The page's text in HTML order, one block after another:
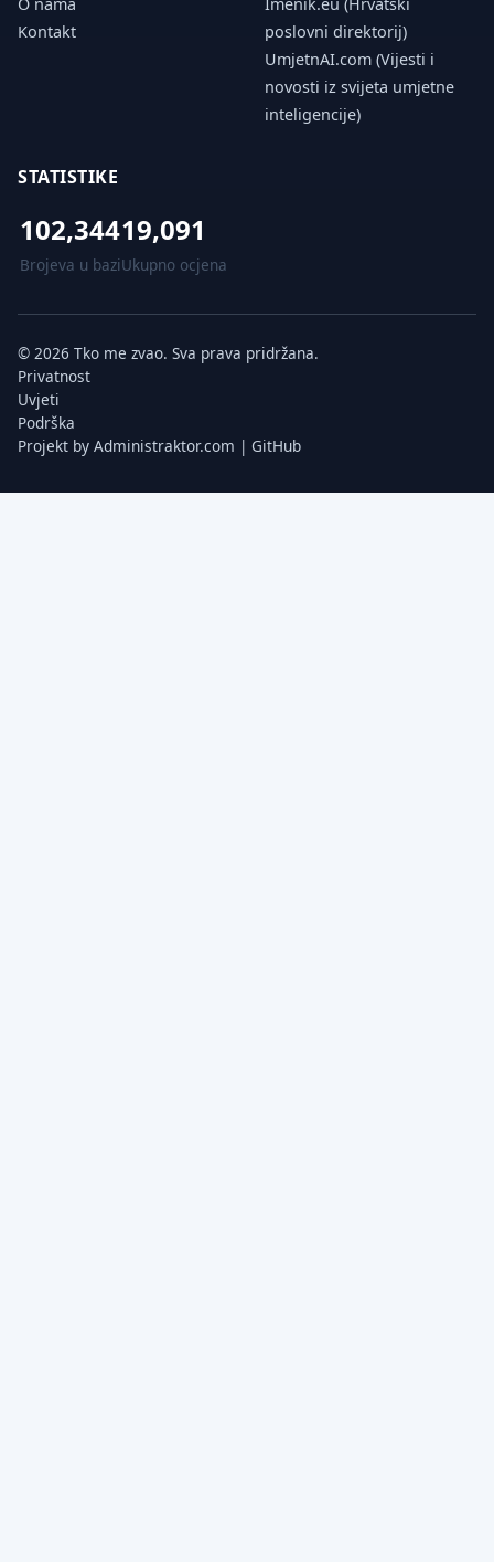
O nama
Kontakt
Imenik.eu (Hrvatski
poslovni direktorij)
UmjetnAI.com (Vijesti i
novosti iz svijeta umjetne
inteligencije)
STATISTIKE
102,344
Brojeva u bazi
19,091
Ukupno ocjena
© 2026 Tko me zvao. Sva prava pridržana.
Privatnost
Uvjeti
Podrška
Projekt by Administraktor.com | GitHub